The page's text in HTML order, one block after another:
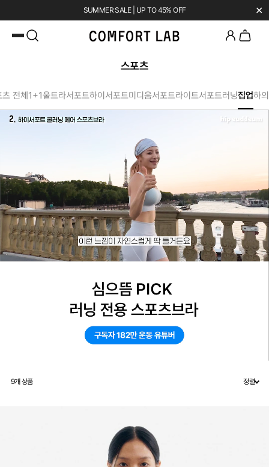
SUMMER SALE | UP TO 45% OFF
카카오채널 추가하고 10,000원 쿠폰 받기
✕
스포츠
츠 전체1+1울트라서포트하이서포트미디움서포트라이트서포트러닝집업하의
9개 상품 정렬